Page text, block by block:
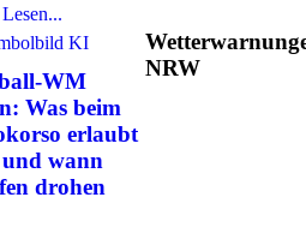
WM
Was beim
erlaubt
wann
drohen
NRW